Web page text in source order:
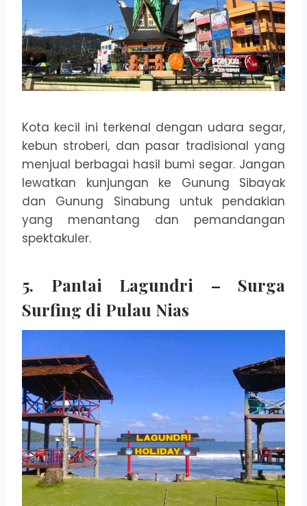
Kota kecil ini terkenal dengan udara segar,
kebun stroberi, dan pasar tradisional yang
menjual berbagai hasil bumi segar. Jangan
lewatkan kunjungan ke Gunung Sibayak
dan Gunung Sinabung untuk pendakian
yang menantang dan pemandangan
spektakuler.
5. Pantai Lagundri – Surga
Surfing di Pulau Nias